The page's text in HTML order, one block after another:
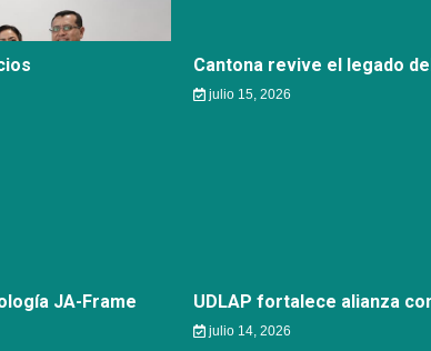
Cantona revive el legado
julio 15, 2026
JA-Frame UDLAP fortalece alianza
julio 14, 2026